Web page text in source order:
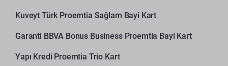
Kuveyt Türk Proemtia Sağlam Bayi Kart
Garanti BBVA Bonus Business Proemtia Bayi Kart
Yapı Kredi Proemtia Trio Kart